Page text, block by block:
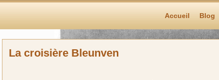
Accueil Blog
La croisière Bleunven